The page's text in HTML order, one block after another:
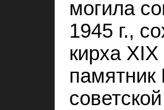
могила
1945 г.,
кирха